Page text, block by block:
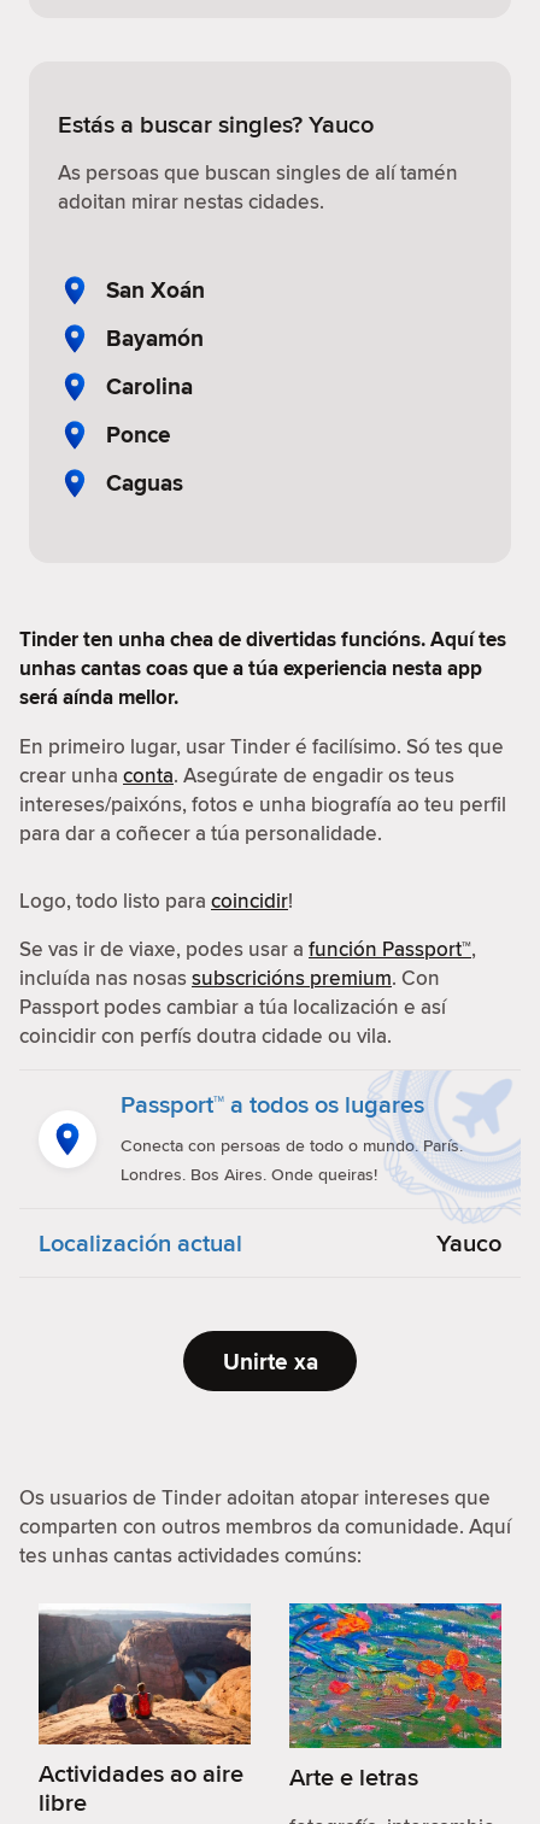
Estás a buscar singles? Yauco
As persoas que buscan singles de alí tamén
adoitan mirar nestas cidades.
San Xoán
Bayamón
Carolina
Ponce
Caguas
Tinder ten unha chea de divertidas funcións. Aquí tes
unhas cantas coas que a túa experiencia nesta app
será aínda mellor.
En primeiro lugar, usar Tinder é facilísimo. Só tes que
crear unha conta. Asegúrate de engadir os teus
intereses/paixóns, fotos e unha biografía ao teu perfil
para dar a coñecer a túa personalidade.
Logo, todo listo para coincidir!
Se vas ir de viaxe, podes usar a función Passport™,
incluída nas nosassubscricións premium. Con
Passport podes cambiar a túa localización e así
coincidir con perfís doutra cidade ou vila.
Passport™ a todos os lugares
Conecta con persoas de todo o mundo. París.
Londres. Bos Aires. Onde queiras!
Localización actual Yauco
Unirte xa
Os usuarios de Tinder adoitan atopar intereses que
comparten con outros membros da comunidade. Aquí
tes unhas cantas actividades comúns:
Actividades ao aire
libre
Arte e letras